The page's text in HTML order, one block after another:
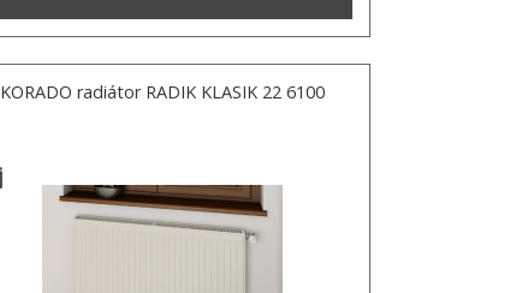
KORADO radiátor RADIK KLASIK 22 6100